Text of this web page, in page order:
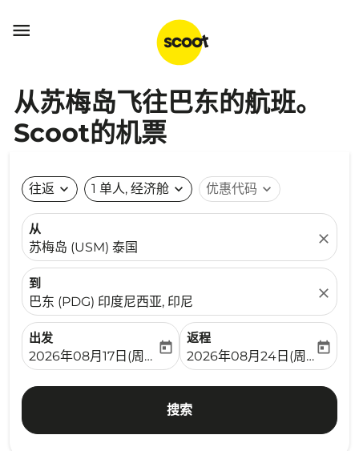

从苏梅岛飞往巴东的航班。
Scoot的机票
往返 expand_more 1 单人, 经济舱 expand_more 优惠代码 expand_more
从
苏梅岛 (USM) 泰国
close
到
巴东 (PDG) 印度尼西亚, 印尼
close
出发
fc-booking-departure-date-aria-label
2026年08月17日(周一)
today
返程
fc-booking-return-date-
2026年08月24日(周一)
today
搜索